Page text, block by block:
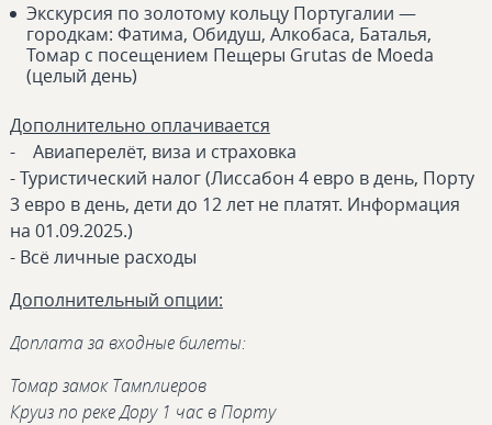
Экскурсия по золотому кольцу Португалии —
городкам: Фатима, Обидуш, Алкобаса, Баталья,
Томар с посещением Пещеры Grutas de Moeda
(целый день)
Дополнительно оплачивается
- Авиаперелёт, виза и страховка
- Туристический налог (Лиссабон 4 евро в день, Порту
3 евро в день, дети до 12 лет не платят. Информация
на 01.09.2025.)
- Всё личные расходы
Дополнительный опции:
Доплата за входные билеты:
Томар замок Тамплиеров
Круиз по реке Дору 1 час в Порту